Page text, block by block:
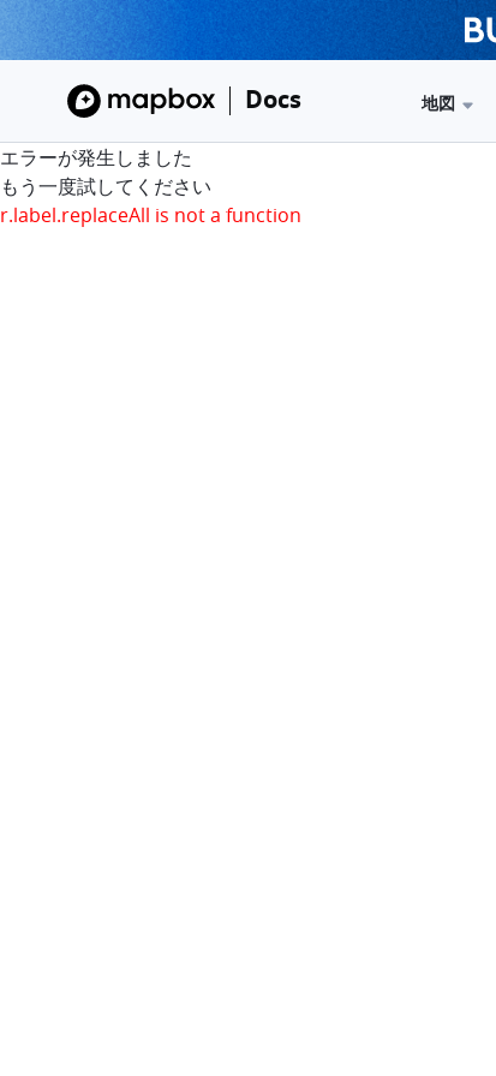
Docs 地図
エラーが発生しました
もう一度試してください
r.label.replaceAll is not a function